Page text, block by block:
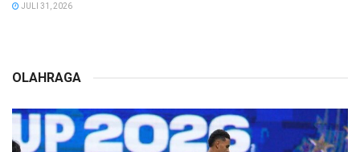
JULI 31, 2026
OLAHRAGA